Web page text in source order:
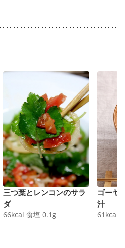
三つ葉とレンコンのサラ
ダ
66kcal 食塩 0.1 g
ゴーヤ
汁
61 kcal